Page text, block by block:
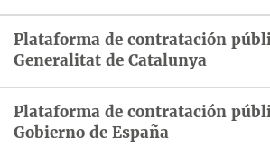
Plataforma de contratación
Generalitat de Catalunya
Plataforma de contratación
Gobierno de España